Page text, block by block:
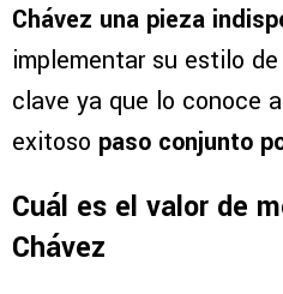
Chávez una pieza
implementar su estilo
clave ya que lo conoce
exitoso paso conjunto
Cuál es el valor de
Chávez